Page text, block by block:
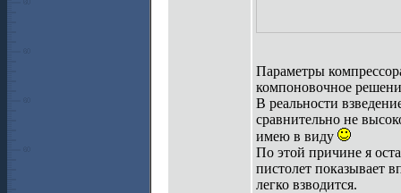
Параметры
компоновочное
В реальности
сравнительно не
имею в виду
По этой причине я
пистолет показывает
легко взводится.